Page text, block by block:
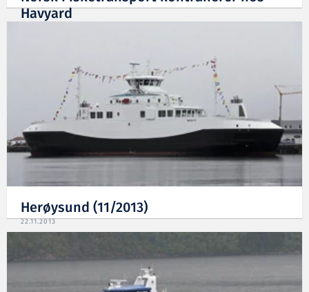
Havyard
Herøysund (11/2013)
22.11.2013